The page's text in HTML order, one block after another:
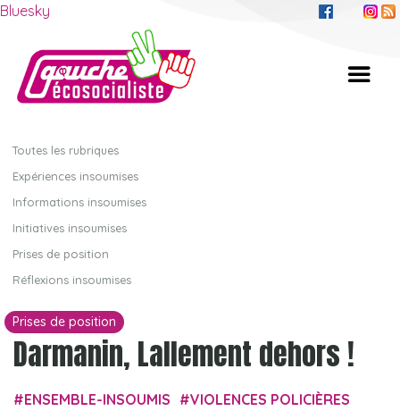
Bluesky
Toutes les rubriques
Expériences insoumises
Informations insoumises
Initiatives insoumises
Prises de position
Réflexions insoumises
Prises de position
Darmanin, Lallement dehors !
ENSEMBLE-INSOUMIS VIOLENCES POLICIÈRES